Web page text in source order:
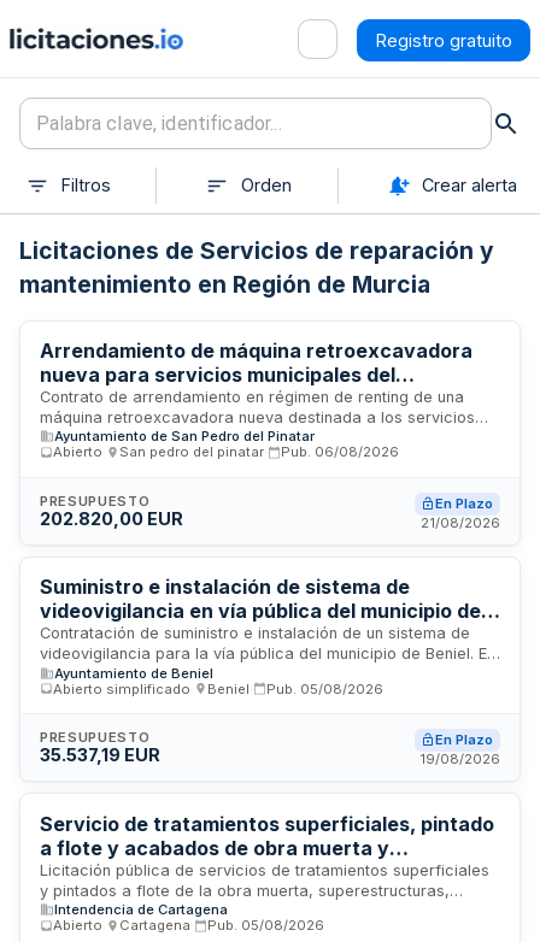
Registro gratuito
Filtros Orden Crear alerta
Licitaciones de Servicios de reparación y
mantenimiento en Región de Murcia
Arrendamiento de máquina retroexcavadora
nueva para servicios municipales del
Ayuntamiento de San Pedro del Pinatar
Contrato de arrendamiento en régimen de renting de una
máquina retroexcavadora nueva destinada a los servicios
municipales del Ayuntamiento de San Pedro del Pinatar,
concretamente para la Concejalía de Obras y Servicios. El
mantenimiento preventivo, reparaciones, sustitución de
piezas y cobertura de riesgos. Se trata de una fórmula que
periódica de la flota sin inversión inicial elevada.
Ayuntamiento de San Pedro del Pinatar
Abierto
San pedro del pinatar Pub. 06/08/2026
PRESUPUESTO
202.820,00 EUR
En Plazo
21/08/2026
Suministro e instalación de sistema de
videovigilancia en vía pública del municipio de
Beniel
Contratación de suministro e instalación de un sistema de
videovigilancia para la vía pública del municipio de Beniel. El
Ayuntamiento de Beniel licita la adquisición e implementación
de equipamiento de videovigilancia destinado a mejorar la
procedimiento se rige por la Ley de Contratos del Sector
Público y sus normas de desarrollo.
Ayuntamiento de Beniel
Abierto simplificado
Beniel Pub. 05/08/2026
PRESUPUESTO
35.537,19 EUR
En Plazo
19/08/2026
Servicio de tratamientos superficiales, pintado
a flote y acabados de obra muerta y
superestructuras para buque - Intendencia de
Cartagena
Licitación pública de servicios de tratamientos superficiales
y pintados a flote de la obra muerta, superestructuras,
cubiertas, rampas y otras superficies de embarcaciones,
convocada por la Intendencia de Cartagena. El contrato
Intendencia de Cartagena
Abierto
Cartagena Pub. 05/08/2026